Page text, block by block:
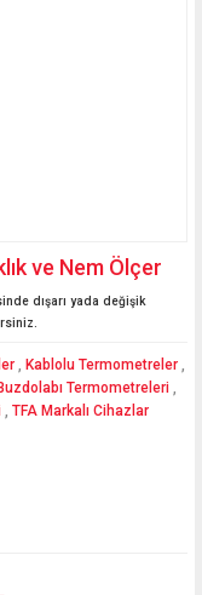
ve Nem Ölçer
dışarı yada değişik
, Kablolu Termometreler ,
Buzdolabı Termometreleri ,
,TFA Markalı Cihazlar